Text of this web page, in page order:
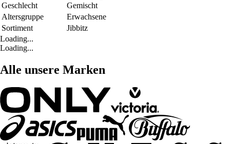
Geschlecht
Gemischt
Altersgruppe
Erwachsene
Sortiment
Jibbitz
Loading...
Loading...
Alle unsere Marken